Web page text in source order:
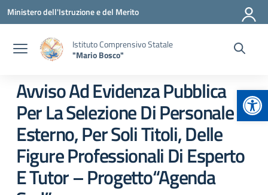
Vai ai contenuti
Vai al menu di navigazione
Vai al footer
Ministero dell'Istruzione e del Merito
Istituto Comprensivo Statale
"Mario Bosco"
Avviso Ad Evidenza Pubblica
Per La Selezione Di Personale
Esterno, Per Soli Titoli, Delle
Figure Professionali Di Esperto
E Tutor – Progetto“Agenda